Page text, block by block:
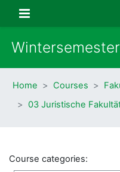
Side panel
Home Courses
03 Juristische
Course categories: